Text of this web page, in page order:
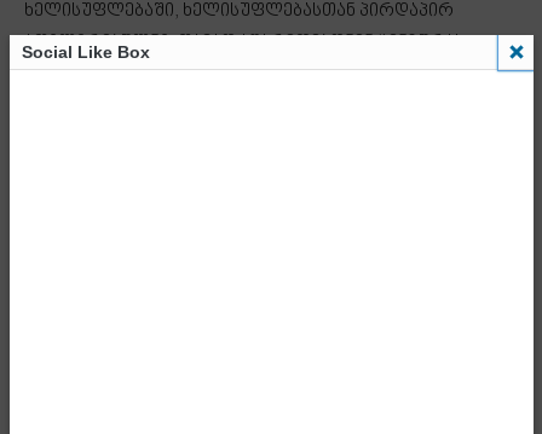
ხელისუფლებაში, ხელისუფლებასთან პირდაპირ
აფილირებულნი, თავად აწარმოებდნენ ცენზურას
მედიასაშუალებებში, დღეს ამის საშუალება მათ აღარ
Social Like Box